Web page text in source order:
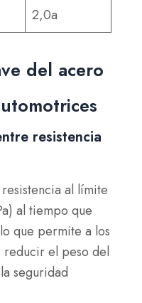
2,0a
del acero
resistencia
al límite
al tiempo que
que permite a los
reducir el peso del
seguridad